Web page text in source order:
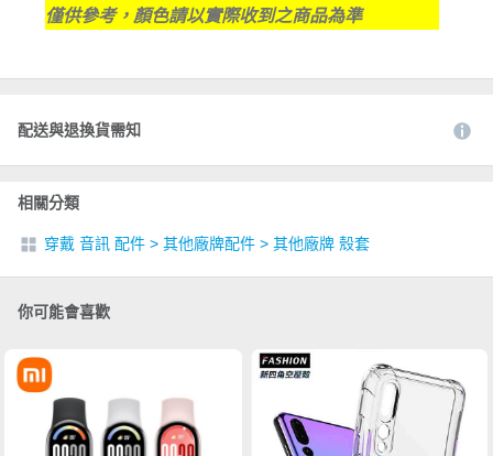
僅供參考，顏色請以實際收到之商品為準
配送與退換貨需知
相關分類
穿戴 音訊 配件 > 其他廠牌配件 > 其他廠牌 殼套
你可能會喜歡